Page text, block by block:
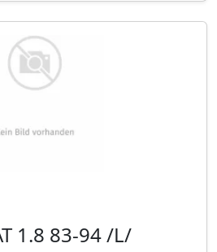
1.8 83-94 /L/